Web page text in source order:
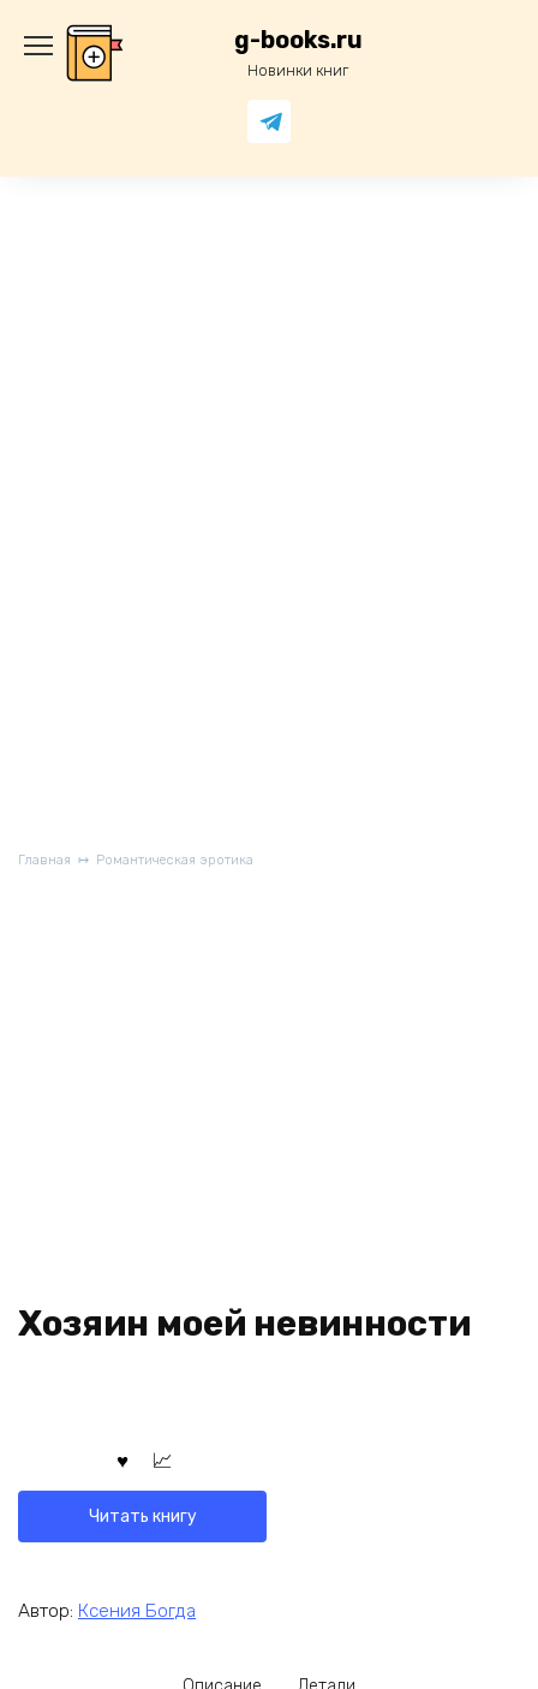
содержанию
g-books.ru
Новинки книг
Главная Романтическая эротика
Хозяин моей невинности
Читать книгу
Автор: Ксения Богда